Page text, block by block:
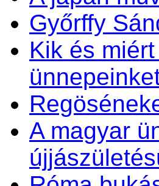
Győrffy
Kik és
A magyar